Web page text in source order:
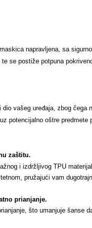
napravljena, sa
se postiže potpuna
vašeg uređaja, zbog
potencijalno oštre
zaštitu.
i izdržljivog TPU
pružajući vam
prianjanje.
što umanjuje šanse